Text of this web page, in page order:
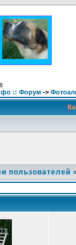
:: Форум ->
пользователей »